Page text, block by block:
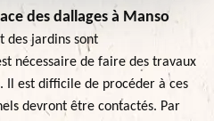
des dallages à Manso
des jardins sont
nécessaire de faire des travaux
Il est difficile de procéder à ces
devront être contactés. Par